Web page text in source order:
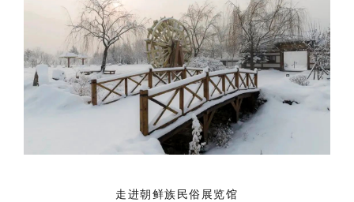
走进朝鲜族民俗展览馆